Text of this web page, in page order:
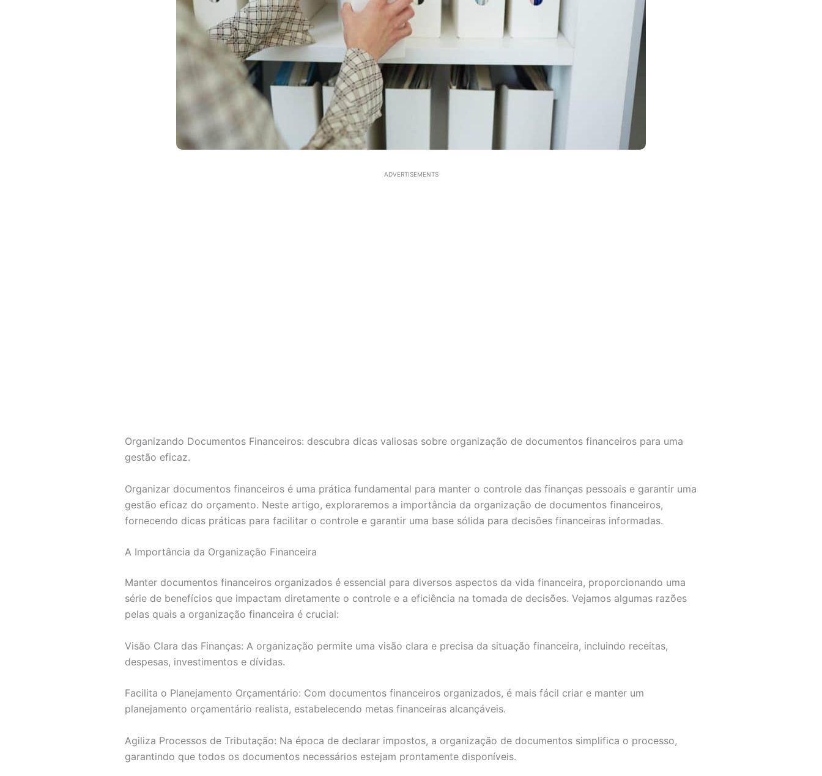
ADVERTISEMENTS
Organizando Documentos Financeiros: descubra dicas valiosas sobre organização de documentos financeiros para uma
gestão eficaz.
Organizar documentos financeiros é uma prática fundamental para manter o controle das finanças pessoais e garantir uma
gestão eficaz do orçamento. Neste artigo, exploraremos a importância da organização de documentos financeiros,
fornecendo dicas práticas para facilitar o controle e garantir uma base sólida para decisões financeiras informadas.
A Importância da Organização Financeira
Manter documentos financeiros organizados é essencial para diversos aspectos da vida financeira, proporcionando uma
série de benefícios que impactam diretamente o controle e a eficiência na tomada de decisões. Vejamos algumas razões
pelas quais a organização financeira é crucial:
Visão Clara das Finanças: A organização permite uma visão clara e precisa da situação financeira, incluindo receitas,
despesas, investimentos e dívidas.
Facilita o Planejamento Orçamentário: Com documentos financeiros organizados, é mais fácil criar e manter um
planejamento orçamentário realista, estabelecendo metas financeiras alcançáveis.
Agiliza Processos de Tributação: Na época de declarar impostos, a organização de documentos simplifica o processo,
garantindo que todos os documentos necessários estejam prontamente disponíveis.